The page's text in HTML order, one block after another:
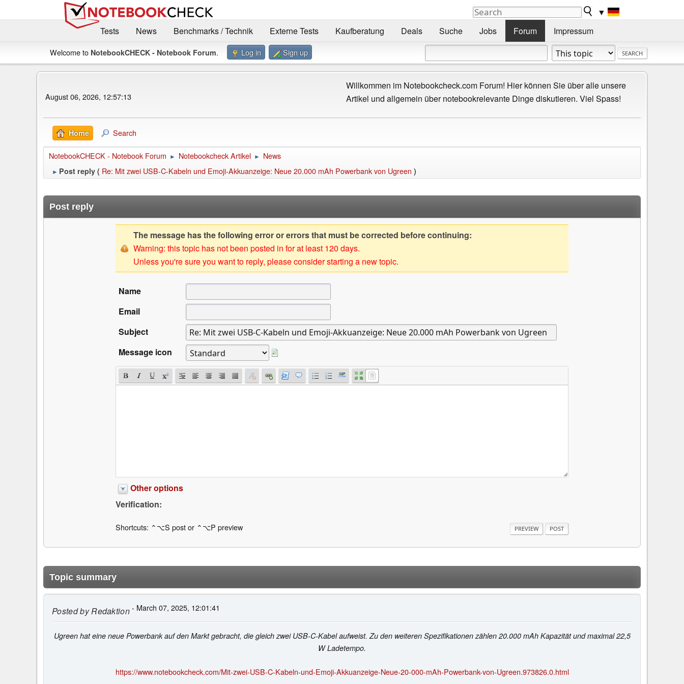
▼
Tests
News Benchmarks / Technik Externe Tests Kaufberatung Deals Suche Jobs Forum Impressum
Welcome to NotebookCHECK - Notebook Forum. Log in Sign up
August 06, 2026, 12:57:13
Willkommen im Notebookcheck.com Forum! Hier können Sie über alle unsere
Artikel und allgemein über notebookrelevante Dinge diskutieren. Viel Spass!
Home Search
NotebookCHECK - Notebook Forum ► Notebookcheck Artikel ► News
► Post reply ( Re: Mit zwei USB-C-Kabeln und Emoji-Akkuanzeige: Neue 20.000 mAh Powerbank von Ugreen )
Post reply
The message has the following error or errors that must be corrected before continuing:
Warning: this topic has not been posted in for at least 120 days.
Unless you're sure you want to reply, please consider starting a new topic.
Name
Email
Subject
Message icon
Other options
Verification:
Shortcuts: ⌃⌥S post or ⌃⌥P preview
Topic summary
Posted byRedaktion- March 07, 2025, 12:01:41
Ugreen hat eine neue Powerbank auf den Markt gebracht, die gleich zwei USB-C-Kabel aufweist. Zu den weiteren Spezifikationen zählen 20.000 mAh Kapazität und maximal 22,5
W Ladetempo.
https://www.notebookcheck.com/Mit-zwei-USB-C-Kabeln-und-Emoji-Akkuanzeige-Neue-20-000-mAh-Powerbank-von-Ugreen.973826.0.html